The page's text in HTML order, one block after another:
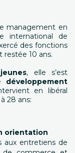
management en
international de
des fonctions
restée 10 ans.
, elle s’est
développement
en libéral
28 ans:
orientation
aux entretiens de